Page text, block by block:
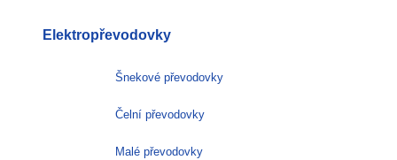
Elektropřevodovky
Šnekové převodovky
Čelní převodovky
Malé převodovky